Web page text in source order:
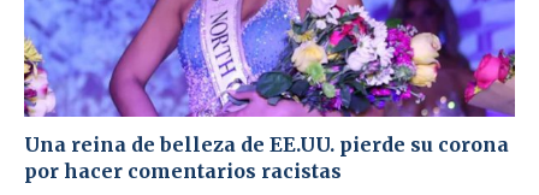
Una reina de belleza de EE.UU. pierde su corona
por hacer comentarios racistas